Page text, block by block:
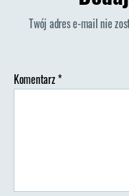
Twój adres e-mail nie
Komentarz*